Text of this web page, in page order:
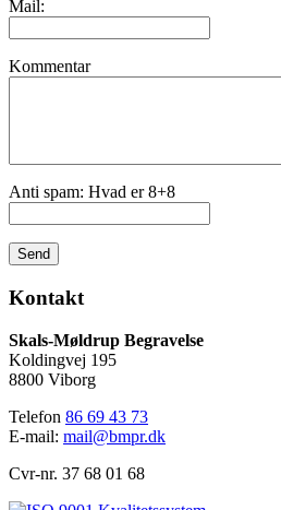
Mail:
Kommentar
Anti spam: Hvad er 8+8
Send
Kontakt
Skals-Møldrup Begravelse
Koldingvej 195
8800 Viborg
Telefon 86 69 43 73
E-mail: mail@bmpr.dk
Cvr-nr. 37 68 01 68